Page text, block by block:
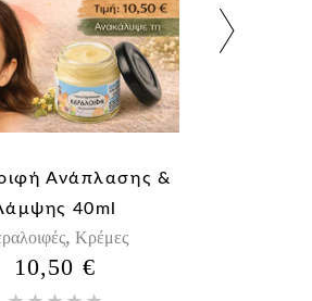
Ανάπλασης &
40ml
,Κρέμες
10,50€